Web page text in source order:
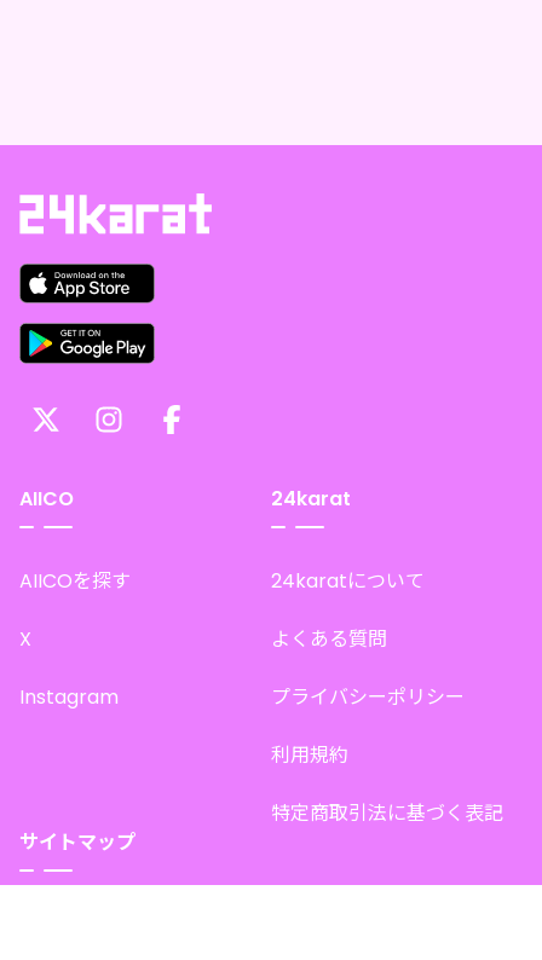
AIICO
AIICOを探す
X
Instagram
24karat
24karatについて
よくある質問
プライバシーポリシー
利用規約
特定商取引法に基づく表記
サイトマップ